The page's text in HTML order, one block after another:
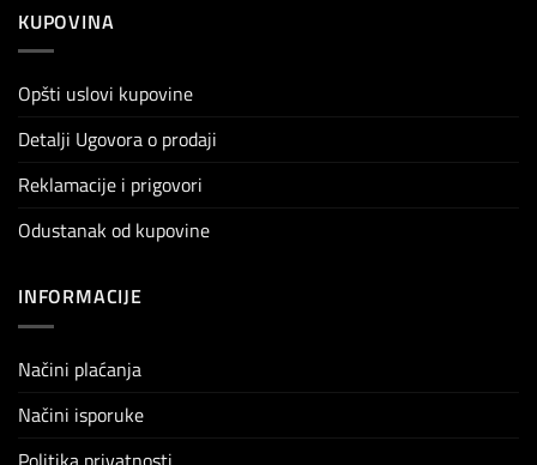
KUPOVINA
Opšti uslovi kupovine
Detalji Ugovora o prodaji
Reklamacije i prigovori
Odustanak od kupovine
INFORMACIJE
Načini plaćanja
Načini isporuke